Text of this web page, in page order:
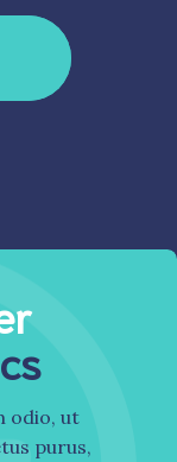
odio, ut
purus,